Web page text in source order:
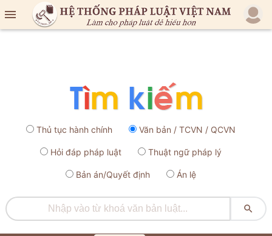

Thủ tục hành chính Văn bản / TCVN / QCVN
Hỏi đáp pháp luật Thuật ngữ pháp lý
Bản án/Quyết định Án lệ
